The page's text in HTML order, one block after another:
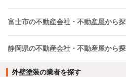
富士市の不動産会社・不動産屋から
静岡県の不動産会社・不動産屋から
外壁塗装の業者を探す